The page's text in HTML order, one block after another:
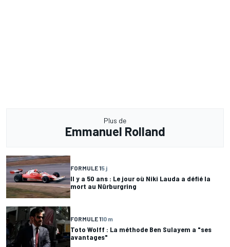
Plus de
Emmanuel Rolland
FORMULE 15 j
Il y a 50 ans : Le jour où Niki Lauda a défié la
mort au Nürburgring
FORMULE 110 m
Toto Wolff : La méthode Ben Sulayem a "ses
avantages"